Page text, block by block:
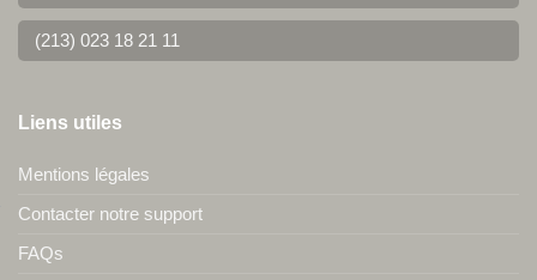
(213) 023 18 21 11
Liens utiles
Mentions légales
Contacter notre support
FAQs